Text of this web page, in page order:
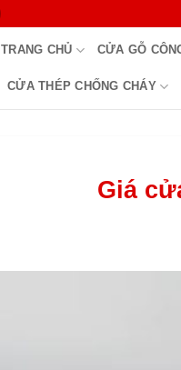
TRANG CHỦ CỬA GỖ
CỬA THÉP CHỐNG CHÁY
Giá